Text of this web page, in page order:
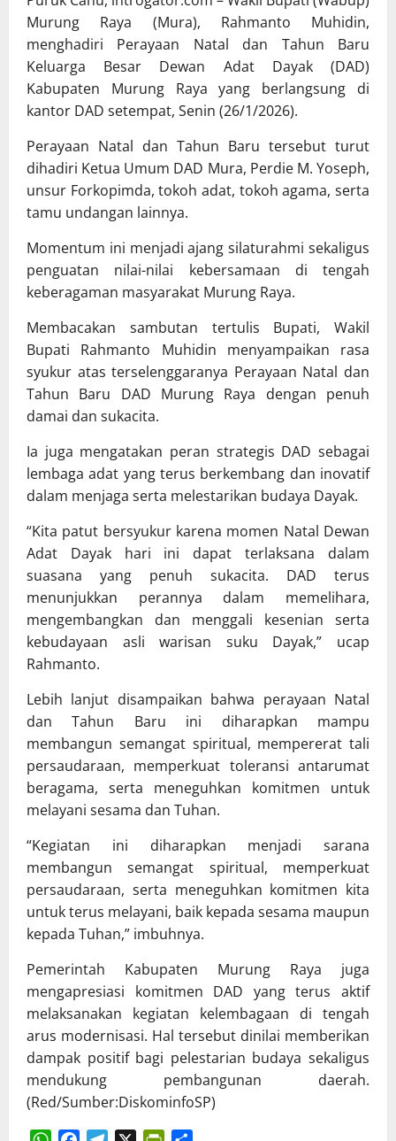
Murung Raya (Mura), Rahmanto Muhidin,
menghadiri Perayaan Natal dan Tahun Baru
Keluarga Besar Dewan Adat Dayak (DAD)
Kabupaten Murung Raya yang berlangsung di
kantor DAD setempat, Senin (26/1/2026).
Perayaan Natal dan Tahun Baru tersebut turut
dihadiri Ketua Umum DAD Mura, Perdie M. Yoseph,
unsur Forkopimda, tokoh adat, tokoh agama, serta
tamu undangan lainnya.
Momentum ini menjadi ajang silaturahmi sekaligus
penguatan nilai-nilai kebersamaan di tengah
keberagaman masyarakat Murung Raya.
Membacakan sambutan tertulis Bupati, Wakil
Bupati Rahmanto Muhidin menyampaikan rasa
syukur atas terselenggaranya Perayaan Natal dan
Tahun Baru DAD Murung Raya dengan penuh
damai dan sukacita.
Ia juga mengatakan peran strategis DAD sebagai
lembaga adat yang terus berkembang dan inovatif
dalam menjaga serta melestarikan budaya Dayak.
“Kita patut bersyukur karena momen Natal Dewan
Adat Dayak hari ini dapat terlaksana dalam
suasana yang penuh sukacita. DAD terus
menunjukkan perannya dalam memelihara,
mengembangkan dan menggali kesenian serta
kebudayaan asli warisan suku Dayak,” ucap
Rahmanto.
Lebih lanjut disampaikan bahwa perayaan Natal
dan Tahun Baru ini diharapkan mampu
membangun semangat spiritual, mempererat tali
persaudaraan, memperkuat toleransi antarumat
beragama, serta meneguhkan komitmen untuk
melayani sesama dan Tuhan.
“Kegiatan ini diharapkan menjadi sarana
membangun semangat spiritual, memperkuat
persaudaraan, serta meneguhkan komitmen kita
untuk terus melayani, baik kepada sesama maupun
kepada Tuhan,” imbuhnya.
Pemerintah Kabupaten Murung Raya juga
mengapresiasi komitmen DAD yang terus aktif
melaksanakan kegiatan kelembagaan di tengah
arus modernisasi. Hal tersebut dinilai memberikan
dampak positif bagi pelestarian budaya sekaligus
mendukung pembangunan daerah.
(Red/Sumber:DiskominfoSP)